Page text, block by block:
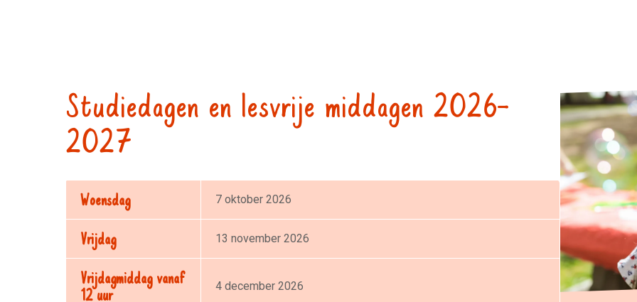
Studiedagen en lesvrije middagen 2026-
2027
Woensdag 7 oktober 2026
Vrijdag 13 november 2026
Vrijdagmiddag vanaf
12 uur
4 december 2026